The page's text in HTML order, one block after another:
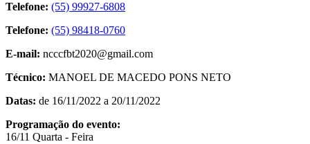
Telefone: (55) 99927-6808
Telefone: (55) 98418-0760
E-mail: ncccfbt2020@gmail.com
Técnico: MANOEL DE MACEDO PONS NETO
Datas: de 16/11/2022 a 20/11/2022
Programação do evento:
16/11 Quarta - Feira